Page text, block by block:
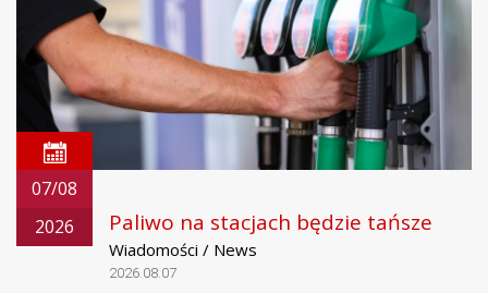
07/08
2026
Paliwo na stacjach będzie tańsze
Wiadomości / News
2026.08.07